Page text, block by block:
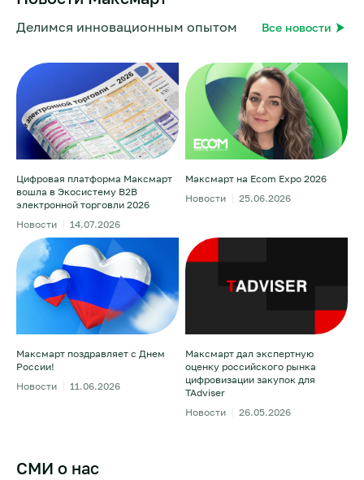
Делимся инновационным опытом Все новости
Цифровая платформа Максмарт
вошла в Экосистему B2B
электронной торговли 2026
Новости
14.07.2026
Максмарт на Ecom Expo 2026
Новости
25.06.2026
Максмарт поздравляет с Днем
России!
Новости
11.06.2026
Максмарт дал экспертную
оценку российского рынка
цифровизации закупок для
TAdviser
Новости
26.05.2026
СМИ о нас